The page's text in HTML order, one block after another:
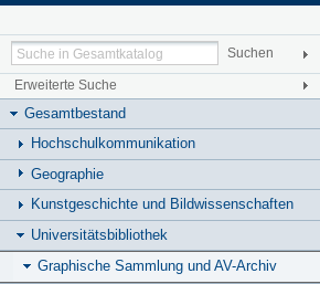
Erweiterte Suche
Gesamtbestand
Hochschulkommunikation
Geographie
Kunstgeschichte und Bildwissenschaften
Universitätsbibliothek
Graphische Sammlung und AV-Archiv